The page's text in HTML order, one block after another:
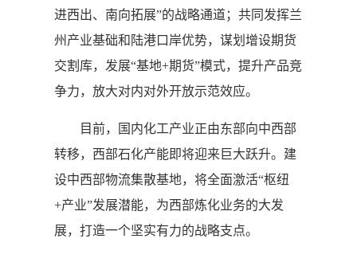
进西出、南向拓展”的战略通道；共同发挥兰
州产业基础和陆港口岸优势，谋划增设期货
交割库，发展“基地+期货”模式，提升产品竞
争力，放大对内对外开放示范效应。
目前，国内化工产业正由东部向中西部
转移，西部石化产能即将迎来巨大跃升。建
设中西部物流集散基地，将全面激活“枢纽
+产业”发展潜能，为西部炼化业务的大发
展，打造一个坚实有力的战略支点。